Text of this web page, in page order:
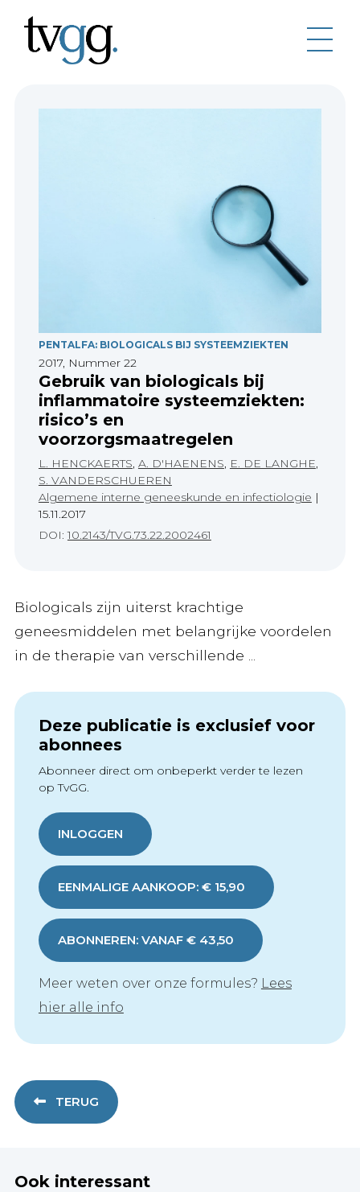
PENTALFA: BIOLOGICALS BIJ SYSTEEMZIEKTEN
2017, Nummer 22
Gebruik van biologicals bij
inflammatoire systeemziekten:
risico’s en
voorzorgsmaatregelen
L. HENCKAERTS, A. D'HAENENS, E. DE LANGHE,
S. VANDERSCHUEREN
Algemene interne geneeskunde en infectiologie |
15.11.2017
DOI:10.2143/TVG.73.22.2002461
Biologicals zijn uiterst krachtige
geneesmiddelen met belangrijke voordelen
in de therapie van verschillende ...
Deze publicatie is exclusief voor
abonnees
Abonneer direct om onbeperkt verder te lezen
op TvGG.
INLOGGEN
EENMALIGE AANKOOP: € 15,90
ABONNEREN: VANAF € 43,50
Meer weten over onze formules? Lees
hier alle info
TERUG
Ook interessant